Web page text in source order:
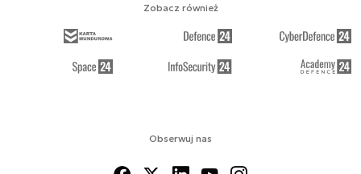
Obserwuj nas
Zobacz również